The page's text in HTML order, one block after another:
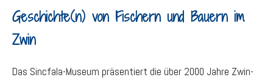
Geschichte(n) von Fischern und Bauern im
Zwin
Das Sincfala-Museum präsentiert die über 2000 Jahre Zwin-